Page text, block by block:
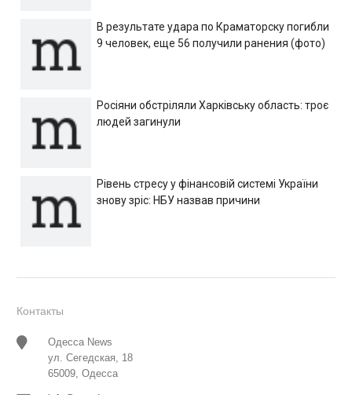
В результате удара по Краматорску погибли
9 человек, еще 56 получили ранения (фото)
Росіяни обстріляли Харківську область: троє
людей загинули
Рівень стресу у фінансовій системі України
знову зріс: НБУ назвав причини
Контакты
Одесса News
ул. Сегедская, 18
65009, Одесса